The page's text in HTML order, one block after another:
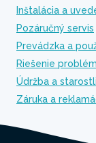
Inštalácia a
Pozáručný servis
Prevádzka a
Riešenie
Údržba a
Záruka a